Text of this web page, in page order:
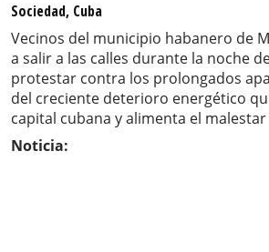
Sociedad, Cuba
Vecinos del municipio habanero de
a salir a las calles durante la noche
protestar contra los prolongados
del creciente deterioro energético
capital cubana y alimenta el malestar
Noticia: